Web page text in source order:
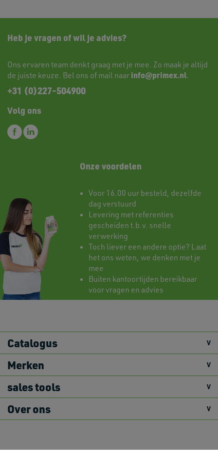
Heb je vragen of wil je advies?
Ons ervaren team denkt graag met je mee. Zo maak je altijd
de juiste keuze. Bel ons of mail naar info@primex.nl.
+31 (0)227-504900
Volg ons
Onze voordelen
Voor 16.00 uur besteld, dezelfde
dag verstuurd
Levering met referenties
gescheiden t.b.v. snelle
verwerking
Toch liever een andere optie? Laat
het ons weten, we denken met je
mee
Buiten kantoortijden bereikbaar
voor vragen en advies
Catalogus
Merken
sales tools
Over ons